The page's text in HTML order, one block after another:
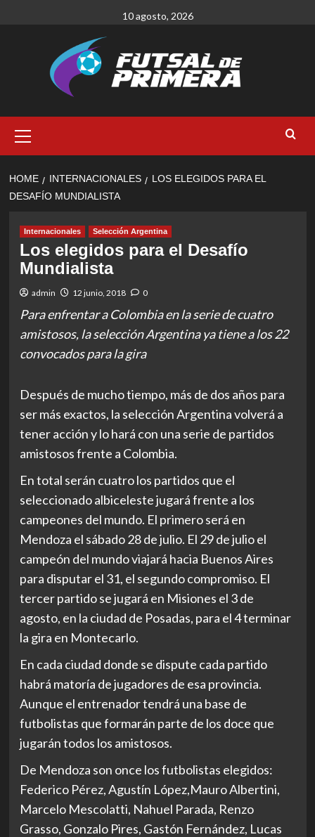
10 agosto, 2026
Menu
HOME INTERNACIONALES
LOS ELEGIDOS PARA EL
DESAFÍO MUNDIALISTA
Internacionales Selección Argentina
Los elegidos para el Desafío
Mundialista
admin 12 junio, 2018 0
Para enfrentar a Colombia en la serie de cuatro
amistosos, la selección Argentina ya tiene a los 22
convocados para la gira
Después de mucho tiempo, más de dos años para
ser más exactos, la selección Argentina volverá a
tener acción y lo hará con una serie de partidos
amistosos frente a Colombia.
En total serán cuatro los partidos que el
seleccionado albiceleste jugará frente a los
campeones del mundo. El primero será en
Mendoza el sábado 28 de julio. El 29 de julio el
campeón del mundo viajará hacia Buenos Aires
para disputar el 31, el segundo compromiso. El
tercer partido se jugará en Misiones el 3 de
agosto, en la ciudad de Posadas, para el 4 terminar
la gira en Montecarlo.
En cada ciudad donde se dispute cada partido
habrá matoría de jugadores de esa provincia.
Aunque el entrenador tendrá una base de
futbolistas que formarán parte de los doce que
jugarán todos los amistosos.
De Mendoza son once los futbolistas elegidos:
Federico Pérez, Agustín López,Mauro Albertini,
Marcelo Mescolatti, Nahuel Parada, Renzo
Grasso, Gonzalo Pires, Gastón Fernández, Lucas